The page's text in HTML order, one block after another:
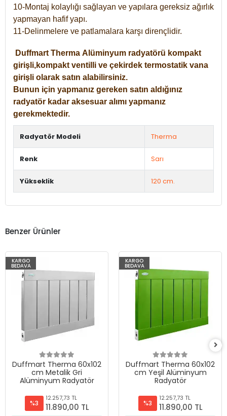
10-Montaj kolaylığı sağlayan ve yapılara gereksiz ağırlık
yapmayan hafif yapı.
11-Delinmelere ve patlamalara karşı dirençlidir.
Duffmart Therma Alüminyum radyatörü kompakt
girişli,kompakt ventilli ve çekirdek termostatik vana
girişli olarak satın alabilirsiniz.
Bunun için yapmanız gereken satın aldığınız
radyatör kadar aksesuar alımı yapmanız
gerekmektedir.
Radyatör Modeli Therma
Renk Sarı
Yükseklik 120 cm.
Benzer Ürünler
KARGO
BEDAVA
Duffmart Therma 60x102
cm Metalik Gri
Alüminyum Radyatör
%3
12.257,73 TL
11.890,00 TL
KARGO
BEDAVA
Duffmart Therma 60x102
cm Yeşil Alüminyum
Radyatör
%3
12.257,73 TL
11.890,00 TL